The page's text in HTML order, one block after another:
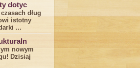
dotyc
dług
istotny
...
nowym
Dzisiaj